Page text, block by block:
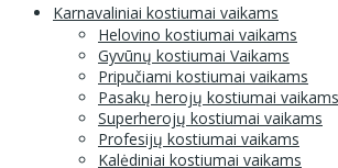
Karnavaliniai kostiumai vaikams
Helovino kostiumai vaikams
Gyvūnų kostiumai Vaikams
Pripučiami kostiumai vaikams
Pasakų herojų kostiumai vaikams
Superherojų kostiumai vaikams
Profesijų kostiumai vaikams
Kalėdiniai kostiumai vaikams